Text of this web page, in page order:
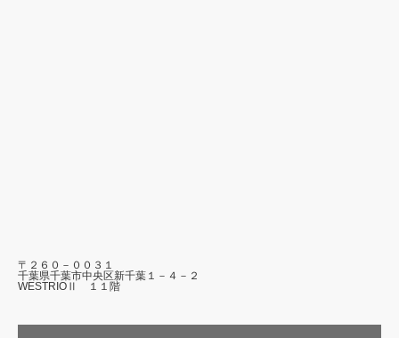
〒２６０－００３１
千葉県千葉市中央区新千葉１－４－２
WESTRIOⅡ １１階